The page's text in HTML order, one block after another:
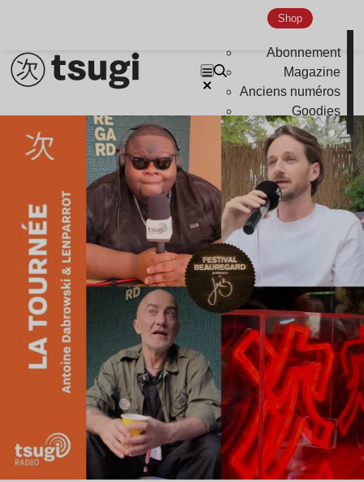
Shop
Abonnement
Magazine
Anciens numéros
Goodies